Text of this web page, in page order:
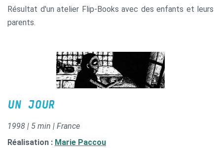
Résultat d'un atelier Flip-Books avec des enfants et leurs
parents.
UN JOUR
1998 | 5 min | France
Réalisation : Marie Paccou